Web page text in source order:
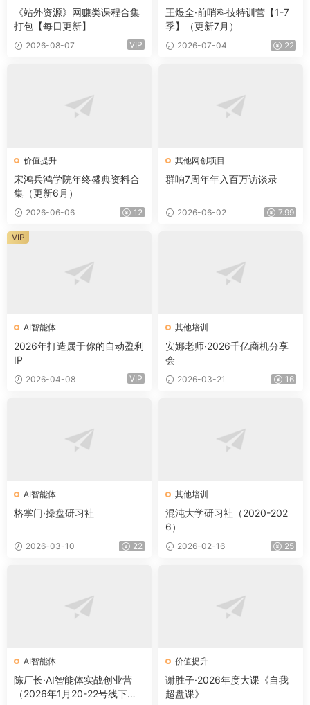
《站外资源》网赚类课程合集
打包【每日更新】
2026-08-07 VIP
王煜全·前哨科技特训营【1-7
季】（更新7月）
2026-07-04 22
价值提升
宋鸿兵鸿学院年终盛典资料合
集（更新6月）
2026-06-06 12
其他网创项目
群响7周年年入百万访谈录
2026-06-02 7.99
AI智能体
2026年打造属于你的自动盈利
IP
2026-04-08 VIP
VIP
其他培训
安娜老师·2026千亿商机分享
会
2026-03-21 16
AI智能体
格掌门·操盘研习社
2026-03-10 22
其他培训
混沌大学研习社（2020-202
6）
2026-02-16 25
AI智能体
陈厂长·AI智能体实战创业营
（2026年1月20-22号线下
价值提升
谢胜子·2026年度大课《自我
超盘课》